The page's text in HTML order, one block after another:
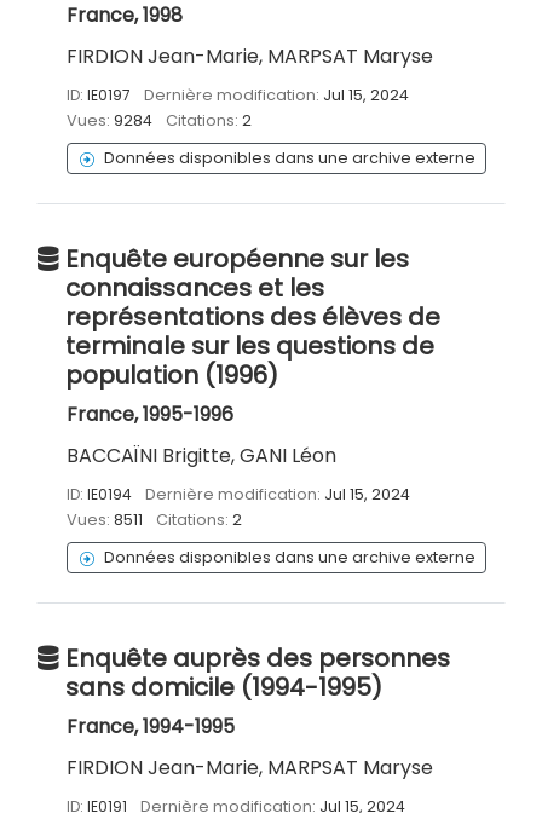
France, 1998
FIRDION Jean-Marie, MARPSAT Maryse
ID: IE0197 Dernière modification: Jul 15, 2024
Vues: 9284 Citations: 2
Données disponibles dans une archive externe
Enquête européenne sur les
connaissances et les
représentations des élèves de
terminale sur les questions de
population (1996)
France, 1995-1996
BACCAÏNI Brigitte, GANI Léon
ID: IE0194 Dernière modification: Jul 15, 2024
Vues: 8511 Citations: 2
Données disponibles dans une archive externe
Enquête auprès des personnes
sans domicile (1994-1995)
France, 1994-1995
FIRDION Jean-Marie, MARPSAT Maryse
ID: IE0191 Dernière modification: Jul 15, 2024